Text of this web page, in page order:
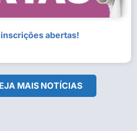
abertas!
MAIS NOTÍCIAS